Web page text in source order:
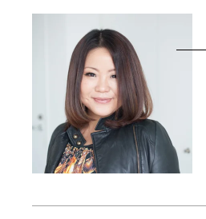
今日の番組表
週間番組表